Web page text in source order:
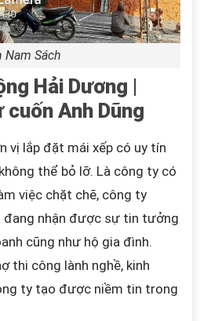
Nam Sách
Hải Dương |
cuốn Anh Dũng
vị lắp đặt mái xếp có uy tín
thể bỏ lỡ. Là công ty có
việc chặt chẽ, công ty
đang nhận được sự tin tưởng
cũng như hộ gia đình.
thi công lành nghề, kinh
ty tạo được niềm tin trong